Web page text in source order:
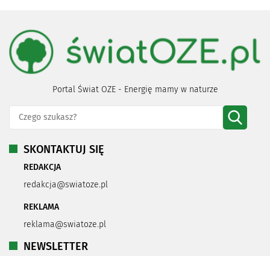
Portal Świat OZE - Energię mamy w naturze
SKONTAKTUJ SIĘ
REDAKCJA
redakcja@swiatoze.pl
REKLAMA
reklama@swiatoze.pl
NEWSLETTER